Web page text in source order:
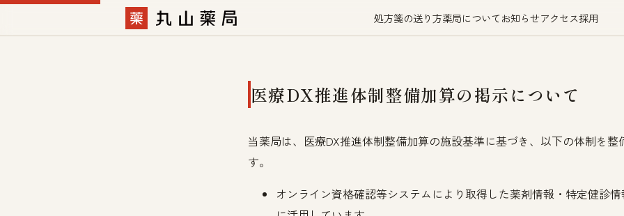
処方箋の送り方薬局についてお知らせアクセス採用
医療DX推進体制整備加算の掲示について
当薬局は、医療DX推進体制整備加算の施設基準に基づき、以下の体制を整
す。
オンライン資格確認等システムにより取得した薬剤情報・特定健診